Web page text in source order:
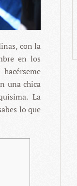
con la
en los
una chica
La
lo que